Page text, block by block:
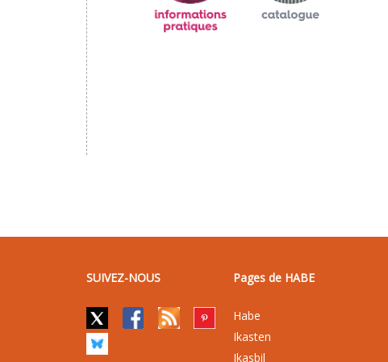
SUIVEZ-NOUS Pages de HABE
Habe
Ikasten
Ikasbil